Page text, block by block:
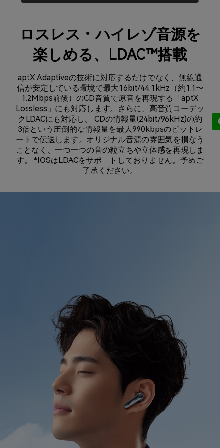
ロスレス・ハイレゾ音源を
楽しめる、LDAC™搭載
aptX Adaptiveの技術に対応するだけでなく、無線通
信が安定している環境で最大16bit/44.1kHz（約1.1〜
1.2Mbps前後）のCD音質で原音を再現する「aptX
Lossless」にも対応します。さらに、高音質コーデッ
クLDACにも対応し、 CDの情報量(24bit/96kHz)の約
3倍という圧倒的な情報量を最大990kbpsのビットレ
ートで伝送します。オリジナル音源の雰囲気を損なう
ことなく、一つ一つの音の粒立ちや立体感を再現しま
す。 *IOSはLDACをサポートしておりません。予めご
了承ください。